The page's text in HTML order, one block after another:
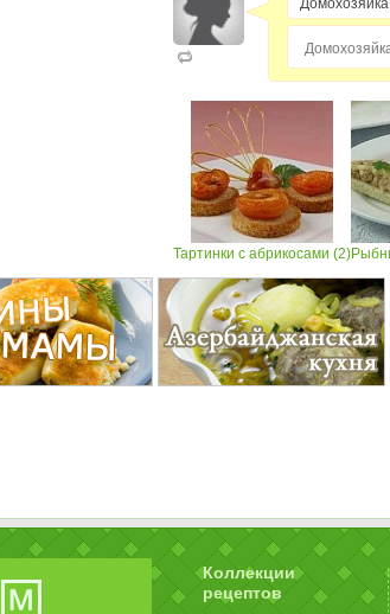
Тартинки с абрикосами (2)
Коллекции
рецептов